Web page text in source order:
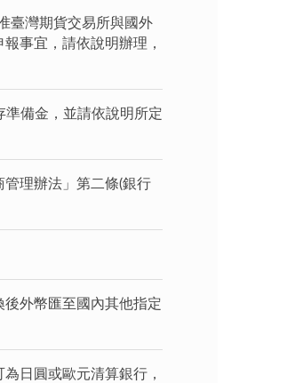
臺灣期貨交易所與國外
事宜，請依說明辦理，
備金，並請依說明所定
理辦法」第二條(銀行
外幣匯至國內其他指定
日圓或歐元清算銀行，